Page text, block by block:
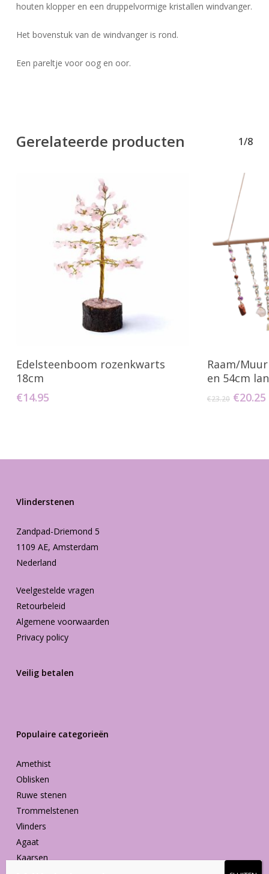
houten klopper en een druppelvormige kristallen windvanger.
Het bovenstuk van de windvanger is rond.
Een pareltje voor oog en oor.
Gerelateerde producten 1/8
Toevoegen Aan Winkelwagen
Edelsteenboom rozenkwarts
18cm
€14.95
Raam/
en 54cm
€23.20 €20.25
Vlinderstenen
Zandpad-Driemond 5
1109 AE, Amsterdam
Nederland
Veelgestelde vragen
Retourbeleid
Algemene voorwaarden
Privacy policy
Veilig betalen
Populaire categorieën
Amethist
Oblisken
Ruwe stenen
Trommelstenen
Vlinders
Agaat
Kaarsen